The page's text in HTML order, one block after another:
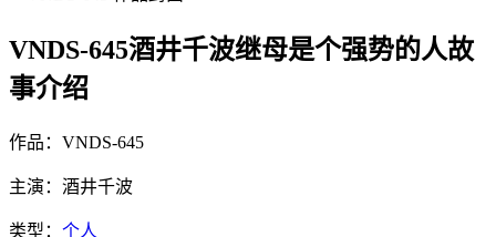
VNDS-645酒井千波继母是个强势的人故
事介绍
作品：VNDS-645
主演：酒井千波
类型： 个人